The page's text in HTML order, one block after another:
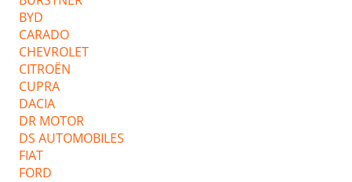
BYD
CARADO
CHEVROLET
CITROËN
CUPRA
DACIA
DR MOTOR
DS AUTOMOBILES
FIAT
FORD